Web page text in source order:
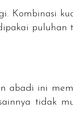
Kombinasi
puluhan
abadi ini
tidak